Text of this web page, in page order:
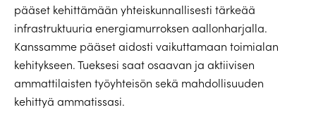
pääset kehittämään yhteiskunnallisesti tärkeää
infrastruktuuria energiamurroksen aallonharjalla.
Kanssamme pääset aidosti vaikuttamaan toimialan
kehitykseen. Tueksesi saat osaavan ja aktiivisen
ammattilaisten työyhteisön sekä mahdollisuuden
kehittyä ammatissasi.